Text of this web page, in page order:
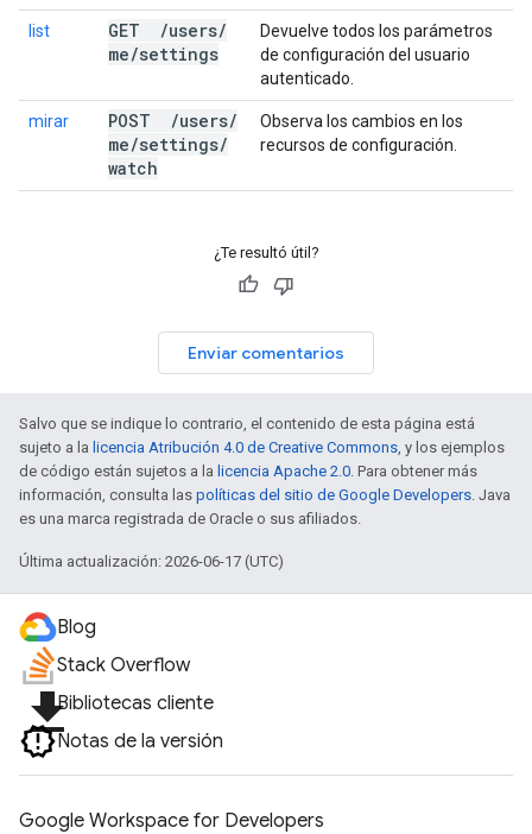
list GET /users/
me/settings
Devuelve todos los parámetros
de configuración del usuario
autenticado.
mirar POST /users/
me/settings/
watch
Observa los cambios en los
recursos de configuración.
¿Te resultó útil?
Enviar comentarios
Salvo que se indique lo contrario, el contenido de esta página está
sujeto a la licencia Atribución 4.0 de Creative Commons, y los ejemplos
de código están sujetos a la licencia Apache 2.0. Para obtener más
información, consulta las políticas del sitio de Google Developers. Java
es una marca registrada de Oracle o sus afiliados.
Última actualización: 2026-06-17 (UTC)
Blog
Stack Overflow
file_downloadBibliotecas cliente
Notas de la versión
Google Workspace for Developers